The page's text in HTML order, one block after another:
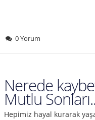
0 Yorum
Nerede
Mutlu Sonları..
Hepimiz hayal kurarak